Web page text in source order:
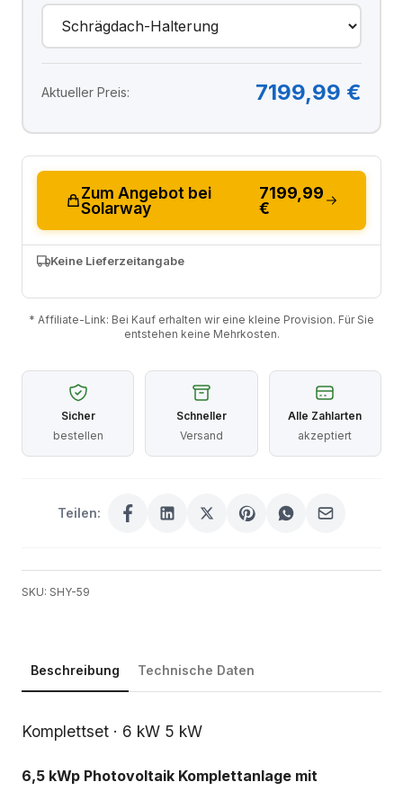
Aktueller Preis: 7199,99 €
Zum Angebot bei
Solarway
7199,99
€
Keine Lieferzeitangabe
* Affiliate-Link: Bei Kauf erhalten wir eine kleine Provision. Für Sie
entstehen keine Mehrkosten.
Sicher
bestellen
Schneller
Versand
Alle Zahlarten
akzeptiert
Teilen:
SKU: SHY-59
Beschreibung Technische Daten
Beschreibung
Komplettset · 6 kW 5 kW
6,5 kWp Photovoltaik Komplettanlage mit